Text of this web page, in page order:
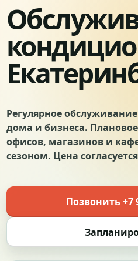
Регулярное
дома и бизнеса.
офисов, магазинов и
сезоном. Цена
Позвонить +7